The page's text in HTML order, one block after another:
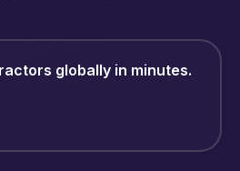
globally in minutes.